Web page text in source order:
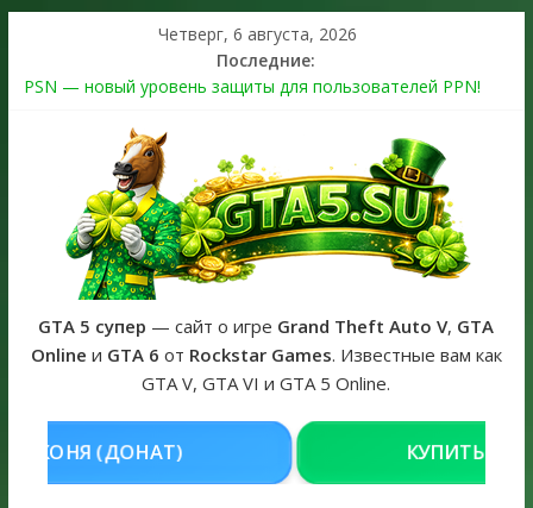
Четверг, 6 августа, 2026
Последние:
PSN — новый уровень защиты для пользователей PPN!
The Kortz Center Heist выйдет в GTA Online уже 14 июля
Регистрация в Rockstar Games Social Club ошибка #1.500.7:
как зарегистрировать аккаунт и войти без проблем в 2026
Получайте особые награды в GTA Online по программе
Fine Art Collector
GTA 6 официальная обложка игры и Предзаказ Grand Theft
Auto VI
GTA 5 супер — сайт о игре Grand Theft Auto V, GTA
Online и GTA 6 от Rockstar Games. Известные вам как
GTA V, GTA VI и GTA 5 Online.
КУПИТЬ GTA 5 ONLINE НА PC